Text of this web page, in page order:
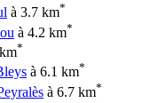
à 3.7 km*
à 4.2 km*
*
à 6.1 km*
à 6.7 km*